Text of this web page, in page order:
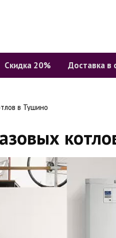
Скидка 20% Доставка в
в Тушино